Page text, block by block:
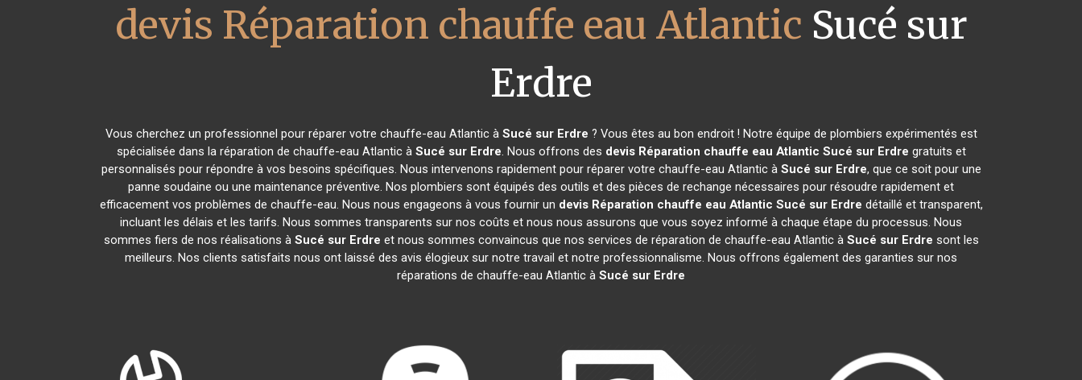
devis Réparation chauffe eau Atlantic Sucé sur
Erdre
Vous cherchez un professionnel pour réparer votre chauffe-eau Atlantic à Sucé sur Erdre ? Vous êtes au bon endroit ! Notre équipe de plombiers expérimentés est
spécialisée dans la réparation de chauffe-eau Atlantic à Sucé sur Erdre. Nous offrons des devis Réparation chauffe eau Atlantic Sucé sur Erdre gratuits et
personnalisés pour répondre à vos besoins spécifiques. Nous intervenons rapidement pour réparer votre chauffe-eau Atlantic à Sucé sur Erdre, que ce soit pour une
panne soudaine ou une maintenance préventive. Nos plombiers sont équipés des outils et des pièces de rechange nécessaires pour résoudre rapidement et
efficacement vos problèmes de chauffe-eau. Nous nous engageons à vous fournir un devis Réparation chauffe eau Atlantic Sucé sur Erdre détaillé et transparent,
incluant les délais et les tarifs. Nous sommes transparents sur nos coûts et nous nous assurons que vous soyez informé à chaque étape du processus. Nous
sommes fiers de nos réalisations à Sucé sur Erdre et nous sommes convaincus que nos services de réparation de chauffe-eau Atlantic à Sucé sur Erdre sont les
meilleurs. Nos clients satisfaits nous ont laissé des avis élogieux sur notre travail et notre professionnalisme. Nous offrons également des garanties sur nos
réparations de chauffe-eau Atlantic à Sucé sur Erdre